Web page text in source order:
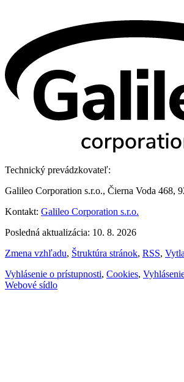
Technický prevádzkovateľ:
Galileo Corporation s.r.o., Čierna Voda 468,
Kontakt: Galileo Corporation s.r.o.
Posledná aktualizácia: 10. 8. 2026
Zmena vzhľadu, Štruktúra stránok, RSS,
Vyhlásenie o prístupnosti, Cookies,
Webové sídlo